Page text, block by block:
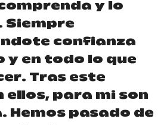
y lo
Siempre
confianza
y en todo lo que
Tras este
ellos, para mi son
Hemos pasado de